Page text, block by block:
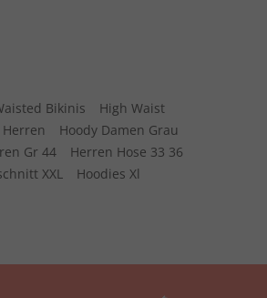
Bikinis
High Waist
Hoody Damen Grau
Gr 44
Herren Hose 33 36
XXL
Hoodies Xl